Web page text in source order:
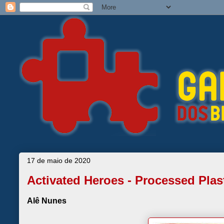
17 de maio de 2020
Activated Heroes - Processed
Alê Nunes